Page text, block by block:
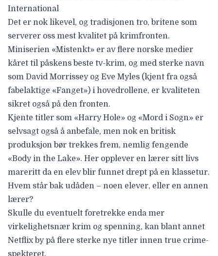
International
Det er nok likevel, og tradisjonen tro, britene som
serverer oss mest kvalitet på krimfronten.
Miniserien «Mistenkt» er av flere norske medier
kåret til påskens beste tv-krim, og med sterke navn
som David Morrissey og Eve Myles (kjent fra også
fabelaktige «Fanget») i hovedrollene, er kvaliteten
sikret også på den fronten.
Kjente titler som «Harry Hole» og «Mord i Sogn» er
selvsagt også å anbefale, men nok en britisk
produksjon bør trekkes frem, nemlig fengende
«Body in the Lake». Her opplever en lærer sitt livs
mareritt da en elev blir funnet drept på en klassetur.
Hvem står bak udåden – noen elever, eller en annen
lærer?
Skulle du eventuelt foretrekke enda mer
virkelighetsnær krim og spenning, kan blant annet
Netflix by på flere sterke nye titler innen true crime-
spekteret.